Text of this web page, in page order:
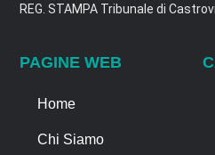
REG. STAMPA Tribunale di
PAGINE WEB
Home
Chi Siamo